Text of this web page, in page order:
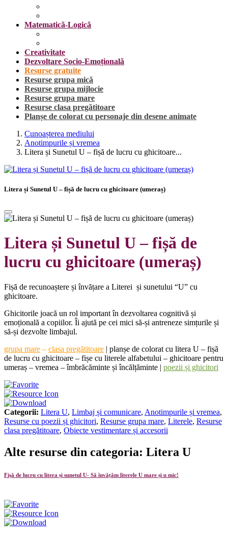
Matematică-Logică
Creativitate
Dezvoltare Socio-Emoțională
Resurse gratuite
Resurse grupa mică
Resurse grupa mijlocie
Resurse grupa mare
Resurse clasa pregătitoare
Planșe de colorat cu personaje din desene animate
Cunoașterea mediului
Anotimpurile și vremea
Litera și Sunetul U – fișă de lucru cu ghicitoare...
Litera și Sunetul U – fișă de lucru cu ghicitoare (umeraș)
Litera și Sunetul U – fișă de
lucru cu ghicitoare (umeraș)
Fișă de recunoaștere și învățare a Literei și sunetului “U” cu
ghicitoare.
Ghicitorile joacă un rol important în dezvoltarea cognitivă și
emoțională a copiilor. Îi ajută pe cei mici să-și antreneze simțurile și
să-și dezvolte limbajul.
grupa mare – clasa pregătitoare | planșe de colorat cu litera U – fișă
de lucru cu ghicitoare – fișe cu literele alfabetului – ghicitoare pentru
umeraș – vremea – îmbrăcăminte și încălțăminte | poezii și ghicitori
Categorii: Litera U, Limbaj și comunicare, Anotimpurile și vremea,
Resurse cu poezii și ghicitori, Resurse grupa mare, Literele, Resurse
clasa pregătitoare, Obiecte vestimentare și accesorii
Alte resurse din categoria: Litera U
Fișă de lucru cu litera și sunetul U- Să învățăm literele U mare și u mic!